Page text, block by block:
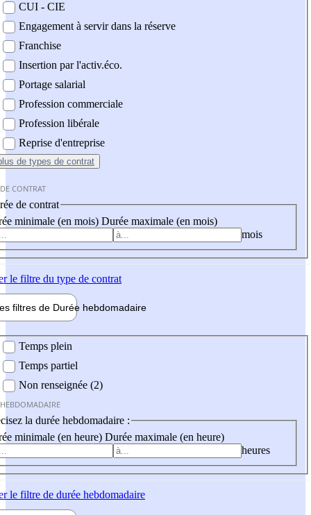
CUI - CIE
Engagement à servir dans la réserve
Franchise
Insertion par l'activ.éco.
Portage salarial
Profession commerciale
Profession libérale
Reprise d'entreprise
de types de contrat
CONTRAT
de contrat
minimale (en mois) Durée maximale (en mois)
mois
le filtre du type de contrat
filtres de Durée hebdomadaire
Temps plein
Temps partiel
Non renseignée (2)
la durée hebdomadaire :
minimale (en heure) Durée maximale (en heure)
heures
le filtre de durée hebdomadaire